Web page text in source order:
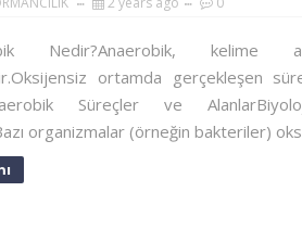
Nedir?Anaerobik, kelime
ortamda gerçekleşen
Süreçler ve
organizmalar (örneğin bakteriler)